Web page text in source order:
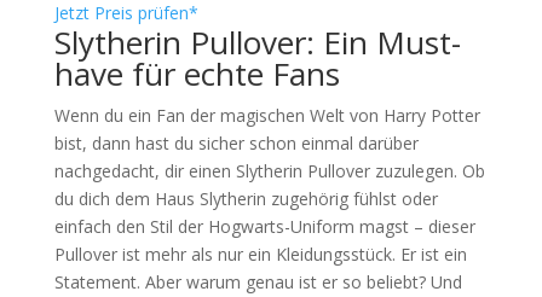
Jetzt Preis prüfen*
Slytherin Pullover: Ein Must-
have für echte Fans
Wenn du ein Fan der magischen Welt von Harry Potter
bist, dann hast du sicher schon einmal darüber
nachgedacht, dir einen Slytherin Pullover zuzulegen. Ob
du dich dem Haus Slytherin zugehörig fühlst oder
einfach den Stil der Hogwarts-Uniform magst – dieser
Pullover ist mehr als nur ein Kleidungsstück. Er ist ein
Statement. Aber warum genau ist er so beliebt? Und